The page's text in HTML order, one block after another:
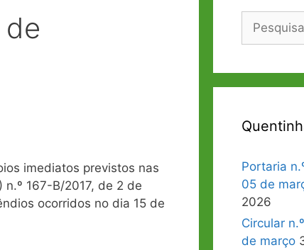
imediatos previstos nas
167-B/2017, de 2 de
ocorridos no dia 15 de
Pesquisar
Portaria
05 de
2026
Circular
de março